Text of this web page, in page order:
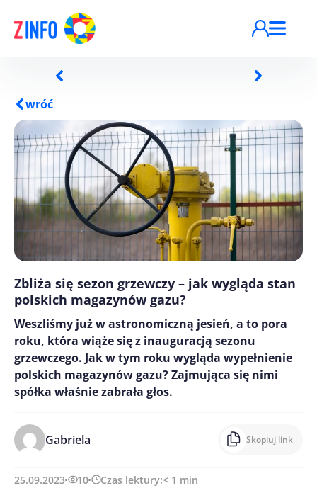
wróć
Zbliża się sezon grzewczy – jak wygląda stan
polskich magazynów gazu?
Weszliśmy już w astronomiczną jesień, a to pora
roku, która wiąże się z inauguracją sezonu
grzewczego. Jak w tym roku wygląda wypełnienie
polskich magazynów gazu? Zajmująca się nimi
spółka właśnie zabrała głos.
Gabriela Skopiuj link
25.09.2023 10 Czas lektury:< 1 min